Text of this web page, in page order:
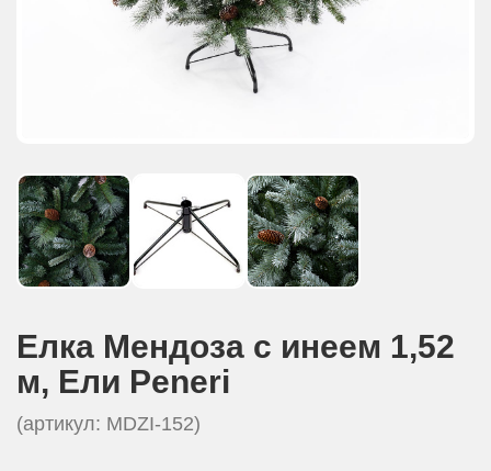
Елка Мендоза с инеем 1,52
м, Eли Peneri
(артикул: MDZI-152)